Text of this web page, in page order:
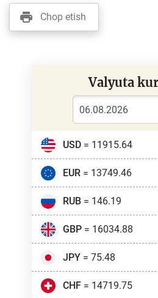
Chop etish
Valyuta
USD= 11915.64
EUR= 13749.46
RUB= 146.19
GBP= 16034.88
JPY= 75.48
CHF= 14719.75